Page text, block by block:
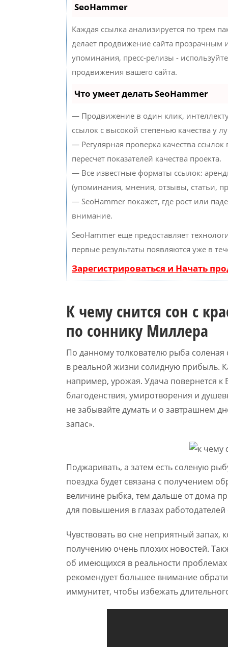
SeoHammer
Каждая ссылка анализируется по трем
делает продвижение сайта прозрачным
упоминания, пресс-релизы -
продвижения вашего сайта.
Что умеет делать SeoHammer
— Продвижение в один клик,
ссылок с высокой степенью качества у
— Регулярная проверка качества
пересчет показателей качества проекта.
— Все известные форматы ссылок:
(упоминания, мнения, отзывы, статьи,
— SeoHammer покажет, где рост или
внимание.
SeoHammer еще предоставляет
первые результаты появляются уже в
Зарегистрироваться и Начать
К чему снится сон с
по соннику Миллера
По данному толкователю рыба
в реальной жизни солидную прибыль.
например, урожая. Удача повернется
благоденствия, умиротворения и
не забывайте думать и о завтрашнем
запас».
Поджаривать, а затем есть соленую
поездка будет связана с получением
величине рыбка, тем дальше от дома
для повышения в глазах
Чувствовать во сне неприятный запах,
получению очень плохих новостей.
об имеющихся в реальности
рекомендует большее внимание
иммунитет, чтобы избежать